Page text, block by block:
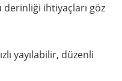
derinliği ihtiyaçları göz
yayılabilir, düzenli